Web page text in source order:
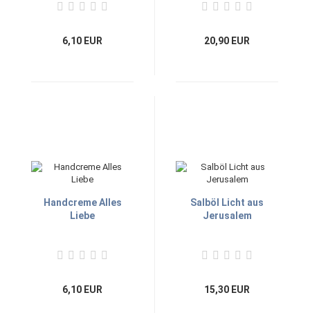
6,10 EUR 20,90 EUR
Handcreme Alles
Liebe
6,10 EUR
Salböl Licht aus
Jerusalem
15,30 EUR